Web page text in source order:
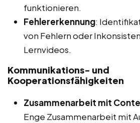
funktionieren.
Fehlererkennung:
von Fehlern oder
Lernvideos.
Kommunikations- und
Kooperationsfähigkeiten
Zusammenarbeit mit
Enge Zusammenarbeit mit